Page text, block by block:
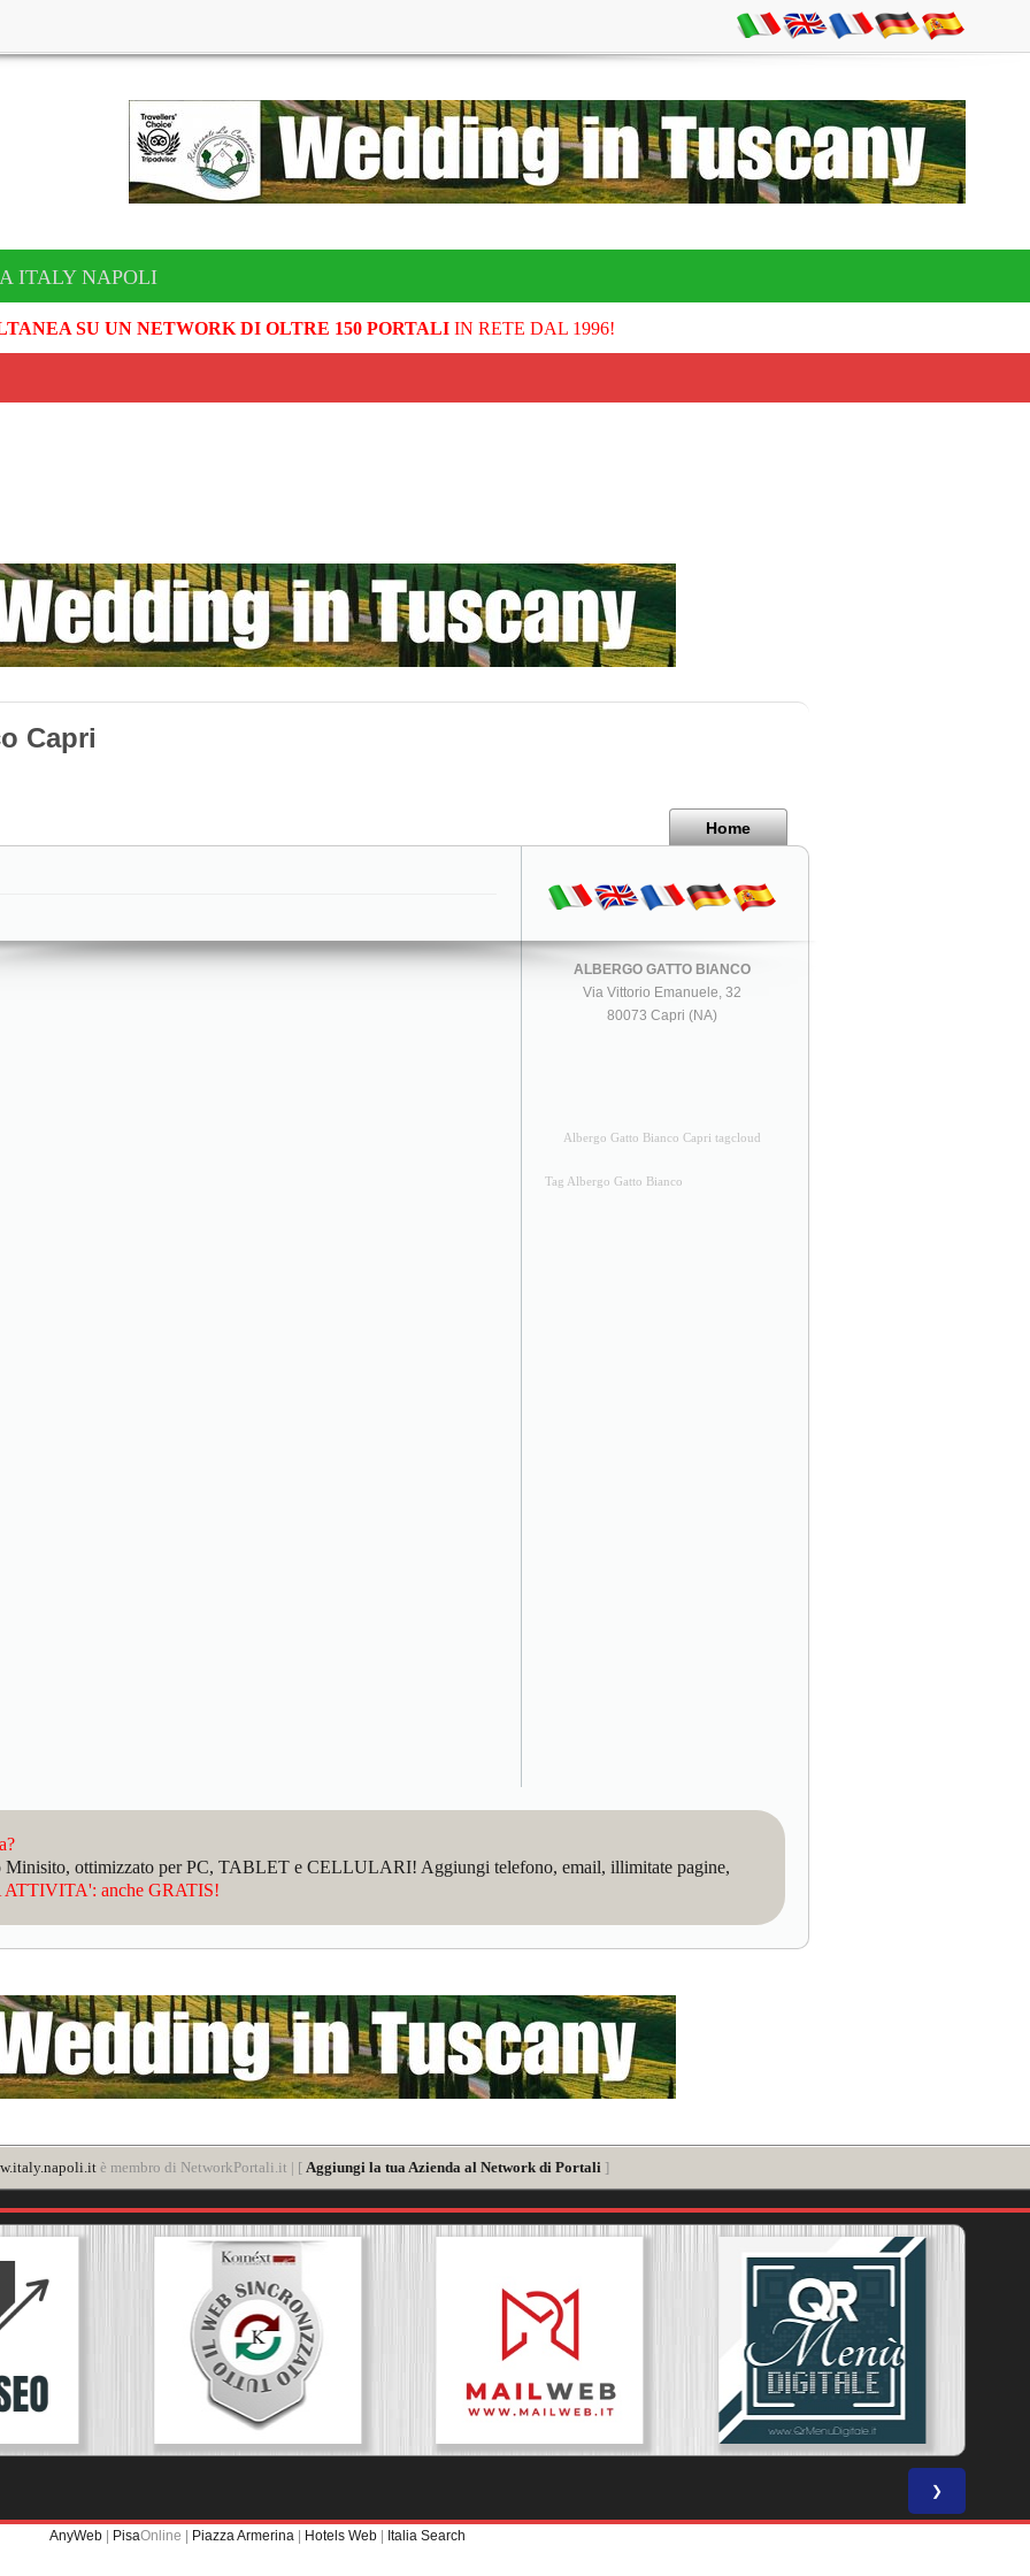
ITALY NAPOLI
SU UN NETWORK DI OLTRE 150 PORTALIIN RETE DAL 1996!
Capri
Home
ALBERGO GATTO BIANCO
Via Vittorio Emanuele, 32
80073 Capri (NA)
Albergo Gatto Bianco Capri tagcloud
Tag Albergo Gatto Bianco
Minisito, ottimizzato per PC, TABLET e CELLULARI! Aggiungi telefono, email, illimitate pagine,
anche GRATIS!
è membro di NetworkPortali.it | [ Aggiungi la tua Azienda al Network di Portali ]
❯
AnyWeb | PisaOnline | Piazza Armerina | Hotels Web | Italia Search